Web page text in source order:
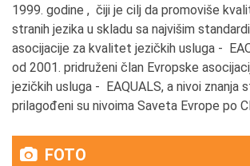
1999. godine , čiji je cilj da promoviše
stranih jezika u skladu sa najvišim
asocijacije za kvalitet jezičkih usluga -
od 2001. pridruženi član Evropske
jezičkih usluga - EAQUALS, a nivoi znanja
prilagođeni su nivoima Saveta Evrope po
FOTO